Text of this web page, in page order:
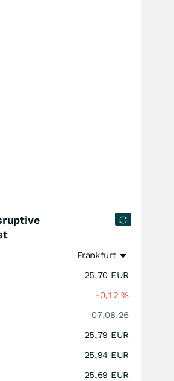
Frankfurt
25,70 EUR
-0,12%
07.08.26
25,79 EUR
25,94 EUR
25,69 EUR